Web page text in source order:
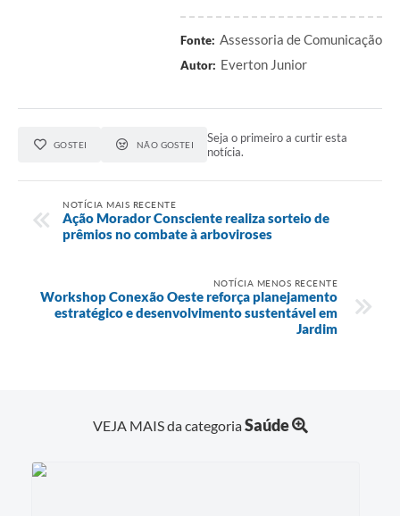
Fonte: Assessoria de Comunicação
Autor: Everton Junior
GOSTEI NÃO GOSTEI
Seja o primeiro a curtir esta
notícia.
NOTÍCIA MAIS RECENTE
Ação Morador Consciente realiza sorteio de
prêmios no combate à arboviroses
NOTÍCIA MENOS RECENTE
Workshop Conexão Oeste reforça planejamento
estratégico e desenvolvimento sustentável em
Jardim
VEJA MAIS da categoriaSaúde